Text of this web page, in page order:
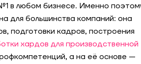
в любом бизнесе. Именно
для большинства компаний: она
подготовки кадров, построения
хардов для производственной
а на её основе —